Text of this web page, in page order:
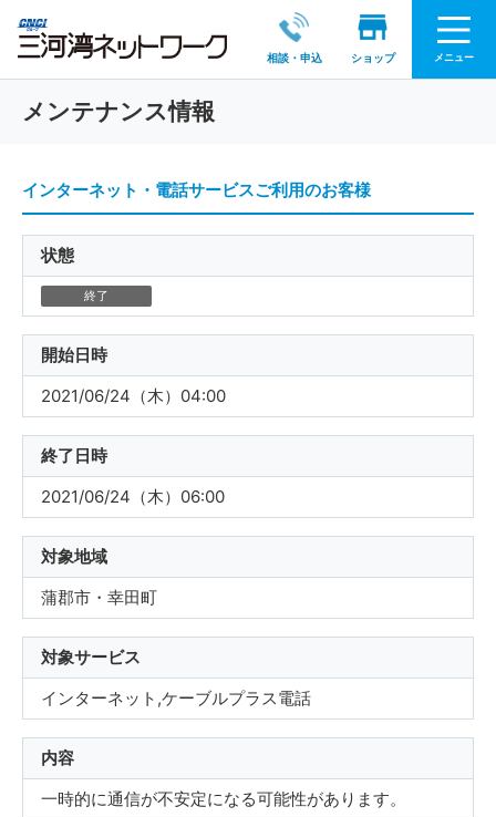
相談・申込 ショップ メニュー
メンテナンス情報
インターネット・電話サービスご利用のお客様
状態
終了
開始日時
2021/06/24（木）04:00
終了日時
2021/06/24（木）06:00
対象地域
蒲郡市・幸田町
対象サービス
インターネット,ケーブルプラス電話
内容
一時的に通信が不安定になる可能性があります。